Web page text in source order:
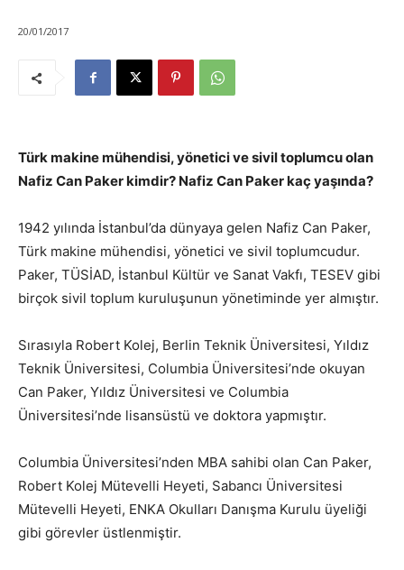
20/01/2017
Türk makine mühendisi, yönetici ve sivil toplumcu olan
Nafiz Can Paker kimdir? Nafiz Can Paker kaç yaşında?
1942 yılında İstanbul’da dünyaya gelen Nafiz Can Paker,
Türk makine mühendisi, yönetici ve sivil toplumcudur.
Paker, TÜSİAD, İstanbul Kültür ve Sanat Vakfı, TESEV gibi
birçok sivil toplum kuruluşunun yönetiminde yer almıştır.
Sırasıyla Robert Kolej, Berlin Teknik Üniversitesi, Yıldız
Teknik Üniversitesi, Columbia Üniversitesi’nde okuyan
Can Paker, Yıldız Üniversitesi ve Columbia
Üniversitesi’nde lisansüstü ve doktora yapmıştır.
Columbia Üniversitesi’nden MBA sahibi olan Can Paker,
Robert Kolej Mütevelli Heyeti, Sabancı Üniversitesi
Mütevelli Heyeti, ENKA Okulları Danışma Kurulu üyeliği
gibi görevler üstlenmiştir.